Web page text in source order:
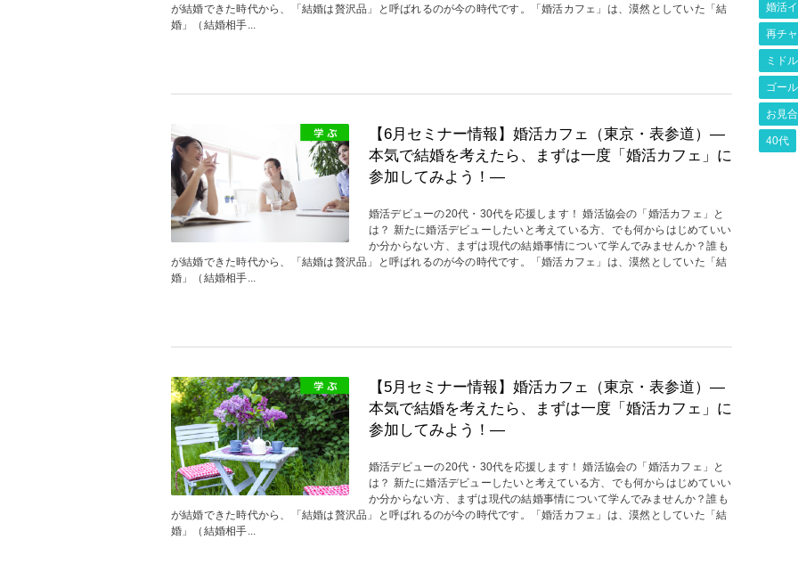
が結婚できた時代から、「結婚は贅沢品」と呼ばれるのが今の時代です。「婚活カフェ」は、漠然としていた「結
婚」（結婚相手...
【6月セミナー情報】婚活カフェ（東京・表参道）―
本気で結婚を考えたら、まずは一度「婚活カフェ」に
参加してみよう！―
婚活デビューの20代・30代を応援します！ 婚活協会の「婚活カフェ」と
は？ 新たに婚活デビューしたいと考えている方、でも何からはじめていい
か分からない方、まずは現代の結婚事情について学んでみませんか？誰も
が結婚できた時代から、「結婚は贅沢品」と呼ばれるのが今の時代です。「婚活カフェ」は、漠然としていた「結
婚」（結婚相手...
【5月セミナー情報】婚活カフェ（東京・表参道）―
本気で結婚を考えたら、まずは一度「婚活カフェ」に
参加してみよう！―
婚活デビューの20代・30代を応援します！ 婚活協会の「婚活カフェ」と
は？ 新たに婚活デビューしたいと考えている方、でも何からはじめていい
か分からない方、まずは現代の結婚事情について学んでみませんか？誰も
が結婚できた時代から、「結婚は贅沢品」と呼ばれるのが今の時代です。「婚活カフェ」は、漠然としていた「結
婚」（結婚相手...
婚活
再チ
ミド
ゴー
お見
40代